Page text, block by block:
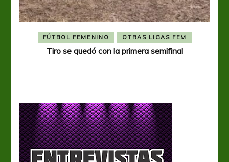
FÚTBOL FEMENINO OTRAS LIGAS FEM
Tiro se quedó con la primera semifinal